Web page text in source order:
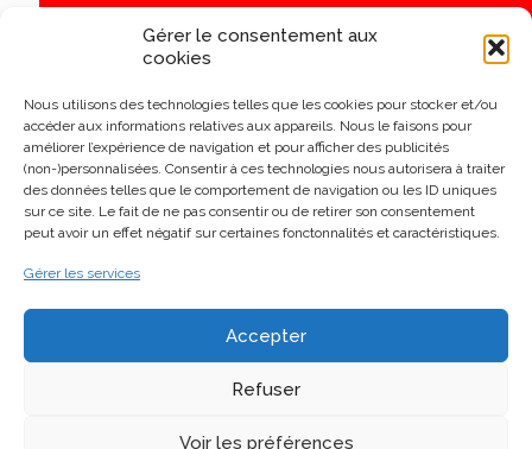
Gérer le consentement aux
cookies
Nous utilisons des technologies telles que les cookies pour stocker et/ou
accéder aux informations relatives aux appareils. Nous le faisons pour
améliorer l’expérience de navigation et pour afficher des publicités
(non-)personnalisées. Consentir à ces technologies nous autorisera à traiter
des données telles que le comportement de navigation ou les ID uniques
sur ce site. Le fait de ne pas consentir ou de retirer son consentement
peut avoir un effet négatif sur certaines fonctonnalités et caractéristiques.
Gérer les services
Accepter
Refuser
Voir les préférences